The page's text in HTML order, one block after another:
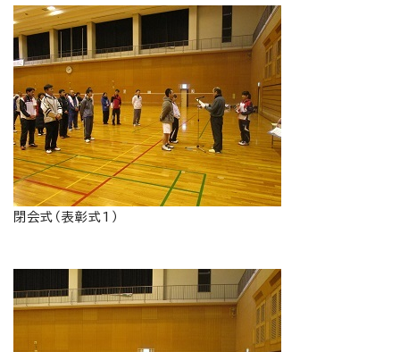
閉会式（表彰式1）